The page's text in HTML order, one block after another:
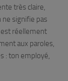
très claire,
signifie pas
réellement
aux paroles,
: ton employé,